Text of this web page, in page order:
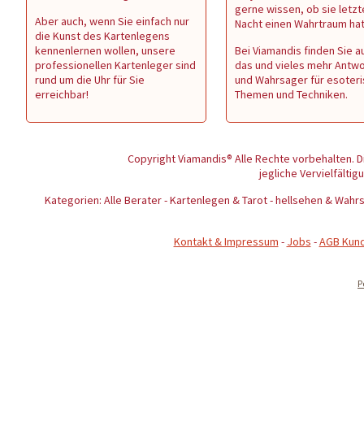
Aber auch, wenn Sie einfach nur
die Kunst des Kartenlegens
kennenlernen wollen, unsere
professionellen Kartenleger sind
rund um die Uhr für Sie
erreichbar!
gerne wissen, ob sie
Nacht einen Wahrtraum
Bei Viamandis finden Sie
das und vieles mehr
und Wahrsager für
Themen und Techniken.
Copyright Viamandis® Alle Rechte vorbehalten.
jegliche
Kategorien: Alle Berater - Kartenlegen & Tarot - hellsehen &
Kontakt & Impressum - Jobs -AGB